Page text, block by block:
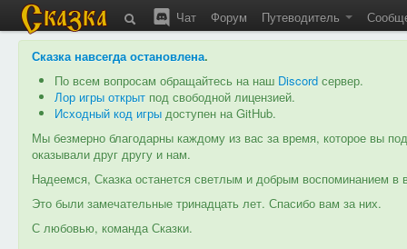
Чат Форум Путеводитель
Сказка навсегда остановлена.
По всем вопросам обращайтесь на наш Discord сервер.
Лор игры открыт под свободной лицензией.
Исходный код игры доступен на GitHub.
Мы безмерно благодарны каждому из вас за время, которое вы
оказывали друг другу и нам.
Надеемся, Сказка останется светлым и добрым воспоминанием
Это были замечательные тринадцать лет. Спасибо вам за них.
С любовью, команда Сказки.